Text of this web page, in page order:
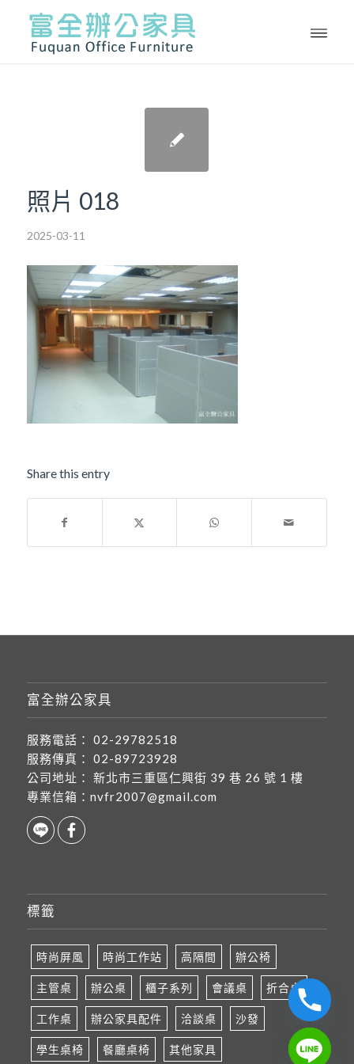
照片 018
2025-03-11
Share this entry
富全辦公家具
服務電話：
02-29782518
服務傳真：
02-89723928
公司地址：
新北市三重區仁興街 39 巷 26 號 1 樓
專業信箱： nvfr2007@gmail.com
標籤
時尚屏風 時尚工作站 高隔間 辦公椅
主管桌 辦公桌 櫃子系列 會議桌 折合桌
工作桌 辦公家具配件 洽談桌 沙發
學生桌椅 餐廳桌椅 其他家具